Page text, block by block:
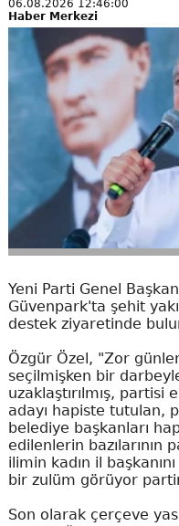
06.08.2026 12:46:00
Haber Merkezi
Yeni Parti Genel
Güvenpark'ta şehit
destek ziyaretinde
Özgür Özel, "Zor
seçilmişken bir
uzaklaştırılmış, partisi
adayı hapiste tutulan,
belediye başkanları
edilenlerin
ilimin kadın il
bir zulüm görüyor
Son olarak çerçeve